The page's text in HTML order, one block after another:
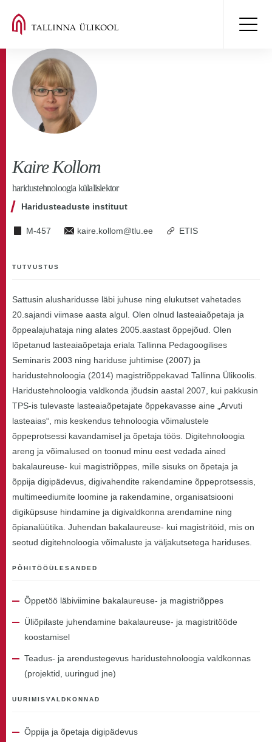
Kaire Kollom
haridustehnoloogia külalislektor
Haridusteaduste instituut
M-457 kaire.kollom@tlu.ee ETIS
TUTVUSTUS
Sattusin alusharidusse läbi juhuse ning elukutset vahetades
20.sajandi viimase aasta algul. Olen olnud lasteaiaõpetaja ja
õppealajuhataja ning alates 2005.aastast õppejõud. Olen
lõpetanud lasteaiaõpetaja eriala Tallinna Pedagoogilises
Seminaris 2003 ning hariduse juhtimise (2007) ja
haridustehnoloogia (2014) magistriõppekavad Tallinna Ülikoolis.
Haridustehnoloogia valdkonda jõudsin aastal 2007, kui pakkusin
TPS-is tulevaste lasteaiaõpetajate õppekavasse aine „Arvuti
lasteaias“, mis keskendus tehnoloogia võimalustele
õppeprotsessi kavandamisel ja õpetaja töös. Digitehnoloogia
areng ja võimalused on toonud minu eest vedada ained
bakalaureuse- kui magistriõppes, mille sisuks on õpetaja ja
õppija digipädevus, digivahendite rakendamine õppeprotsessis,
multimeediumite loomine ja rakendamine, organisatsiooni
digiküpsuse hindamine ja digivaldkonna arendamine ning
õpianalüütika. Juhendan bakalaureuse- kui magistritöid, mis on
seotud digitehnoloogia võimaluste ja väljakutsetega hariduses.
PÕHITÖÖÜLESANDED
Õppetöö läbiviimine bakalaureuse- ja magistriõppes
Üliõpilaste juhendamine bakalaureuse- ja magistritööde
koostamisel
Teadus- ja arendustegevus haridustehnoloogia valdkonnas
(projektid, uuringud jne)
UURIMISVALDKONNAD
Õppija ja õpetaja digipädevus